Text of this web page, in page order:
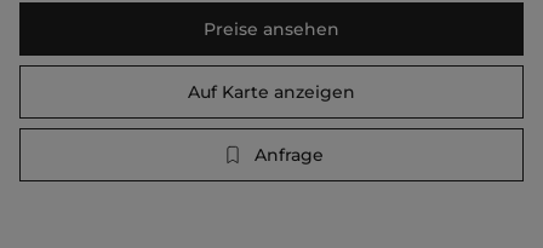
Preise ansehen
Auf Karte anzeigen
Anfrage